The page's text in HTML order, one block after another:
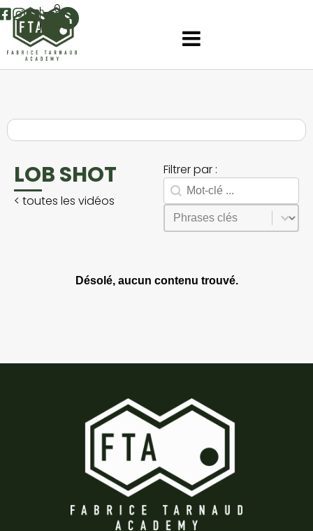
0
LOB SHOT
< toutes les vidéos
Filtrer par :
Search facet-2
Rechercher
Phrases
Sélectionnez le contenu
Désolé, aucun contenu trouvé.